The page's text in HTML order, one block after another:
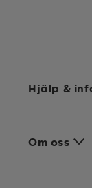
Hjälp &
Om oss